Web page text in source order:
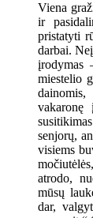
Viena
ir
pristatyti
darbai.
įrodymas
miestelio
dainomis,
vakaronę
senjorų,
visiems
atrodo,
mūsų
dar,